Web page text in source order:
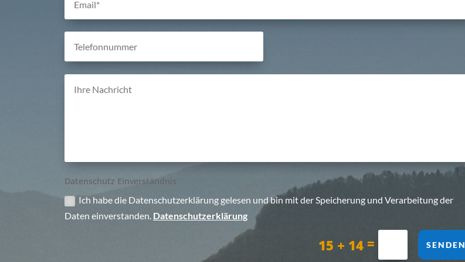
Daten­schutz Einverständnis
Ich habe die Daten­schutz­er­klä­rung gele­sen und bin mit der Spei­che­rung und Ver­ar­bei­tung der
Daten ein­ver­stan­den. Daten­schutz­er­klä­rung
15 + 14 = SENDEN